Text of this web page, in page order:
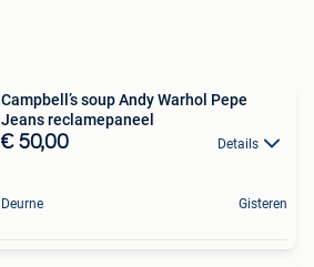
Campbell’s soup Andy Warhol Pepe
Jeans reclamepaneel
€ 50,00 Details
Deurne Gisteren